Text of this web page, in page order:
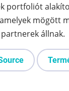
portfoliót
mögött
állnak.